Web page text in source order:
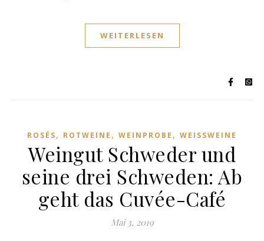
WEITERLESEN
ROSÉS, ROTWEINE , WEINPROBE , WEISSWEINE
Weingut Schweder und
seine drei Schweden: Ab
geht das Cuvée-Café
Mai 3, 2019